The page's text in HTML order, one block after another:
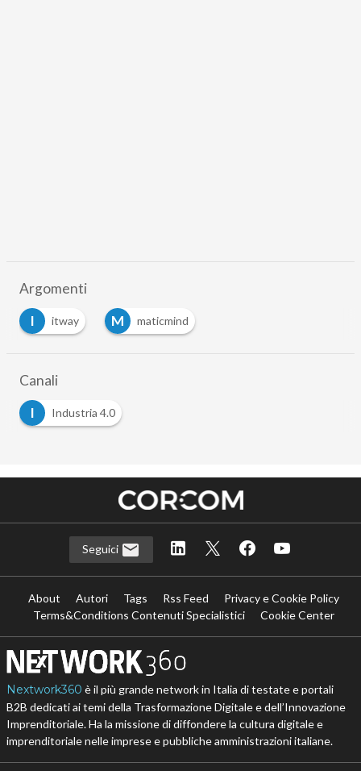
Argomenti
I
itway M maticmind
Canali
I
Industria 4.0
Seguici
About Autori Tags Rss Feed
Privacy e Cookie Policy
Terms&Conditions Contenuti Specialistici
Cookie Center
Nextwork360 è il più grande network in Italia di testate e portali
B2B dedicati ai temi della Trasformazione Digitale e dell’Innovazione
Imprenditoriale. Ha la missione di diffondere la cultura digitale e
imprenditoriale nelle imprese e pubbliche amministrazioni italiane.